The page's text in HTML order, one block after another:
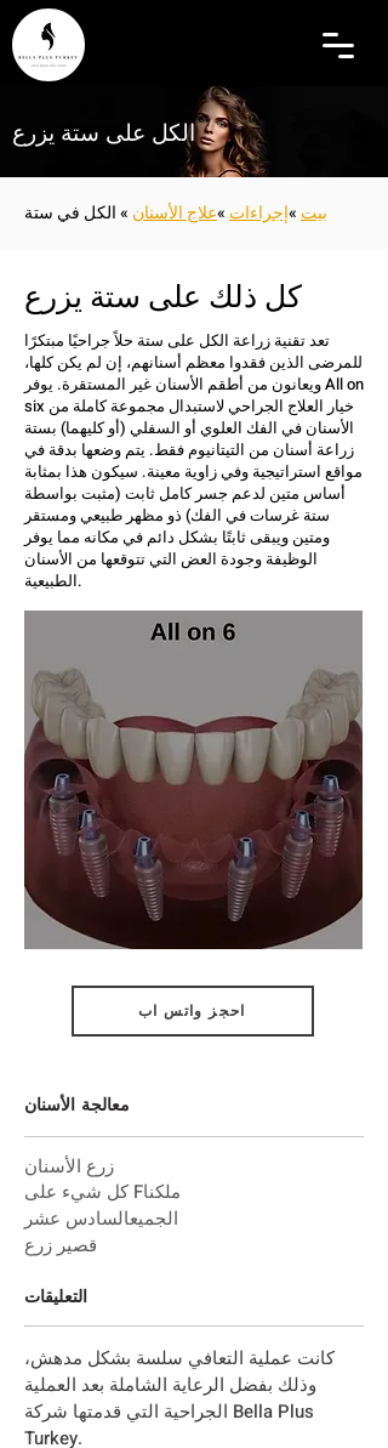
الكل على ستة يزرع
بيت »إجراءات »علاج الأسنان » الكل في ستة
كل ذلك على ستة يزرع
تعد تقنية زراعة الكل على ستة حلاً جراحيًا مبتكرًا
للمرضى الذين فقدوا معظم أسنانهم، إن لم يكن كلها،
ويعانون من أطقم الأسنان غير المستقرة. يوفر All on
six خيار العلاج الجراحي لاستبدال مجموعة كاملة من
الأسنان في الفك العلوي أو السفلي (أو كليهما) بستة
زراعة أسنان من التيتانيوم فقط. يتم وضعها بدقة في
مواقع استراتيجية وفي زاوية معينة. سيكون هذا بمثابة
أساس متين لدعم جسر كامل ثابت (مثبت بواسطة
ستة غرسات في الفك) ذو مظهر طبيعي ومستقر
ومتين ويبقى ثابتًا بشكل دائم في مكانه مما يوفر
الوظيفة وجودة العض التي تتوقعها من الأسنان
الطبيعية.
احجز واتس اب
معالجة الأسنان
زرع الأسنان
كل شيء على Fملكنا
الجميعالسادس عشر
قصير زرع
التعليقات
كانت عملية التعافي سلسة بشكل مدهش،
وذلك بفضل الرعاية الشاملة بعد العملية
الجراحية التي قدمتها شركة Bella Plus
Turkey.